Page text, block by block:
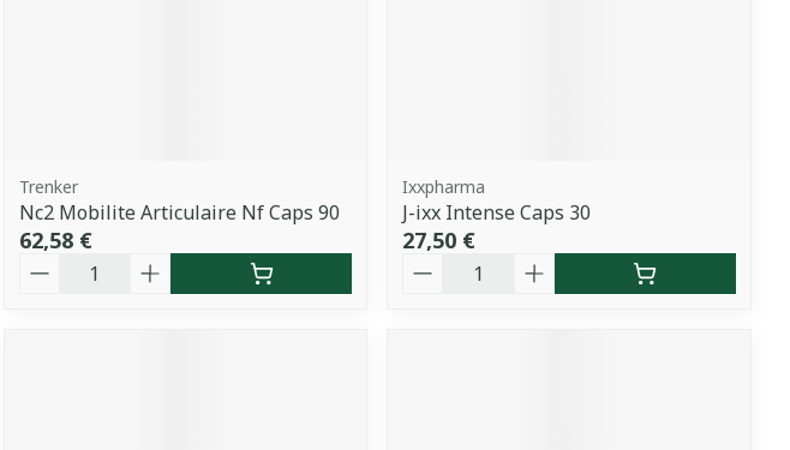
Trenker
Nc2 Mobilite Articulaire Nf Caps 90
62,58 €
Quantité
Ixxpharma
J-ixx Intense Caps 30
27,50 €
Quantité